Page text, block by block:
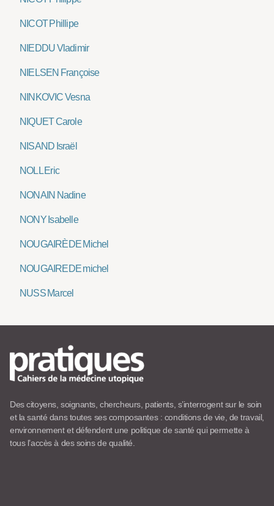
NICOT Phillipe
NIEDDU Vladimir
NIELSEN Françoise
NINKOVIC Vesna
NIQUET Carole
NISAND Israël
NOLL Eric
NONAIN Nadine
NONY Isabelle
NOUGAIRÈDE Michel
NOUGAIREDE michel
NUSS Marcel
Des citoyens, soignants, chercheurs, patients, s’interrogent sur le soin
et la santé dans toutes ses composantes : conditions de vie, de travail,
environnement et défendent une politique de santé qui permette à
tous l’accès à des soins de qualité.